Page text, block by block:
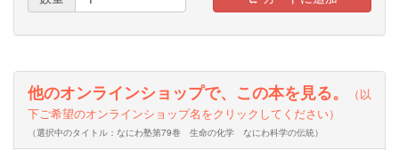
他のオンラインショップで、この本を見る。
（以
下ご希望のオンラインショップ名をクリックしてください）
（選択中のタイトル：なにわ塾第79巻 生命の化学 なにわ科学の伝統）